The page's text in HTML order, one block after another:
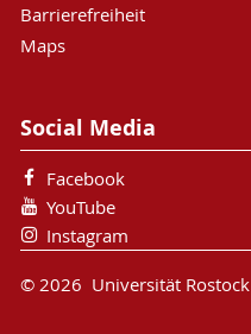
Barrierefreiheit
Maps
Social Media
Facebook
YouTube
Instagram
© 2026 Universität Rostock